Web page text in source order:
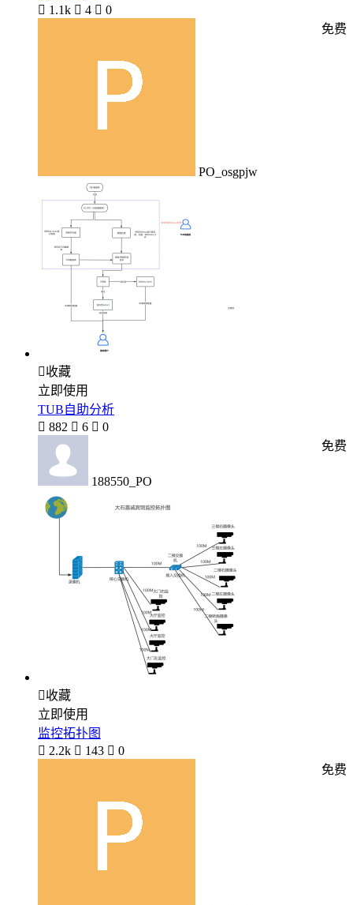
 1.1k  4  0
PO_osgpjw
免费
收藏
立即使用
TUB自助分析
 882  6  0
188550_PO
免费
收藏
立即使用
监控拓扑图
 2.2k  143  0
免费